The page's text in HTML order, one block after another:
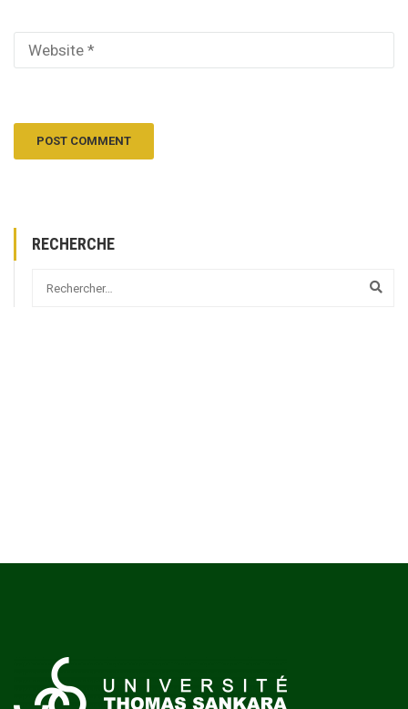
RECHERCHE